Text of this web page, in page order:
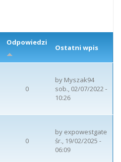
Odpowiedzi
Ostatni wpis
0
by Myszak94
sob., 02/07/2022 -
10:26
0
by expowestgate
śr., 19/02/2025 -
06:09